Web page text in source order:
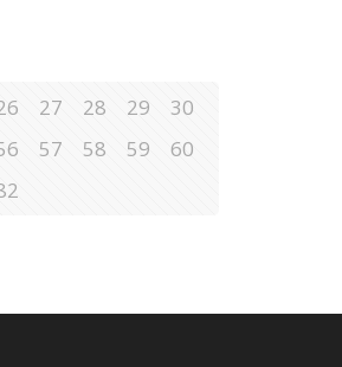
27 28 29
30
57 58 59
60